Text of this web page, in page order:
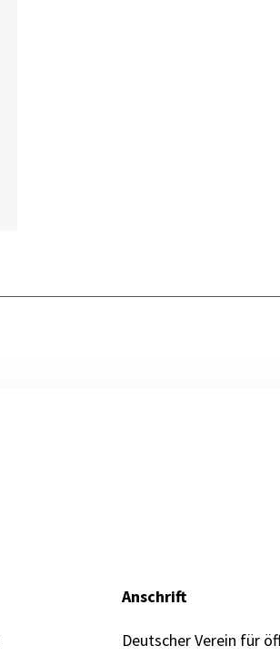
Anschrift
Deutscher Verein für